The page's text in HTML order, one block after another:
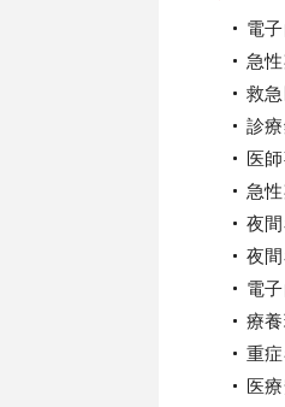
電
急
救
診
医
急
夜
夜
電
療
重
医